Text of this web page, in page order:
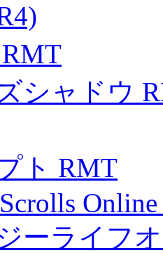
シャドウ
ト RMT
ーライフ